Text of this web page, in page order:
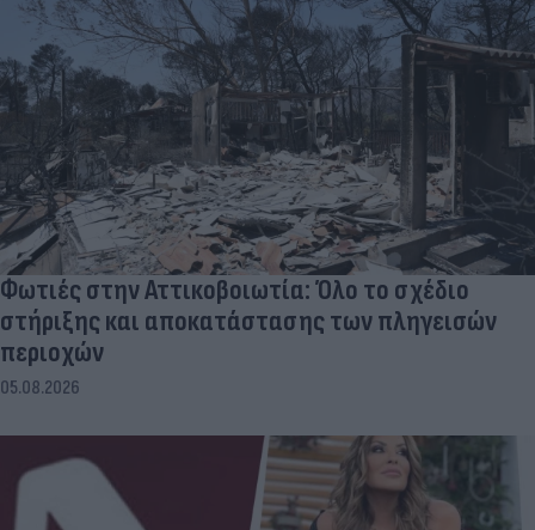
Φωτιές στην Αττικοβοιωτία: Όλο το σχέδιο
στήριξης και αποκατάστασης των πληγεισών
περιοχών
05.08.2026